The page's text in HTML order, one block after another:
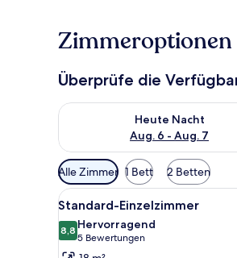
Zimmeroptionen
Überprüfe die
Heute Nacht
Aug. 6 - Aug. 7
Überprüfe die Verfügbarkeit
Verfügbare
Filter
für
Zimmer
Alle Zimmer 1 Bett 2 Betten
Alle
Fotos
für
Standard-
6
Standard-Einzelzimmer
8,88,8 von 10
Hervorragend
5 Bewertungen
(5